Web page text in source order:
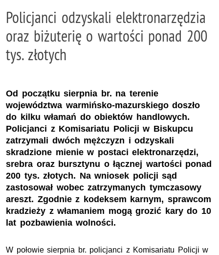
Policjanci odzyskali elektronarzędzia
oraz biżuterię o wartości ponad 200
tys. złotych
Od początku sierpnia br. na terenie
województwa warmińsko-mazurskiego doszło
do kilku włamań do obiektów handlowych.
Policjanci z Komisariatu Policji w Biskupcu
zatrzymali dwóch mężczyzn i odzyskali
skradzione mienie w postaci elektronarzędzi,
srebra oraz bursztynu o łącznej wartości ponad
200 tys. złotych. Na wniosek policji sąd
zastosował wobec zatrzymanych tymczasowy
areszt. Zgodnie z kodeksem karnym, sprawcom
kradzieży z włamaniem mogą grozić kary do 10
lat pozbawienia wolności.
W połowie sierpnia br. policjanci z Komisariatu Policji w